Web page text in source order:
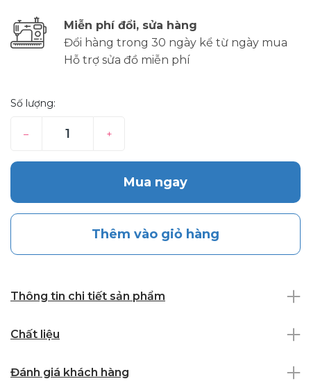
Miễn phí đổi, sửa hàng
Đổi hàng trong 30 ngày kể từ ngày mua
Hỗ trợ sửa đồ miễn phí
Số lượng:
– +
Mua ngay
Thêm vào giỏ hàng
Thông tin chi tiết sản phẩm
Chất liệu
Đánh giá khách hàng